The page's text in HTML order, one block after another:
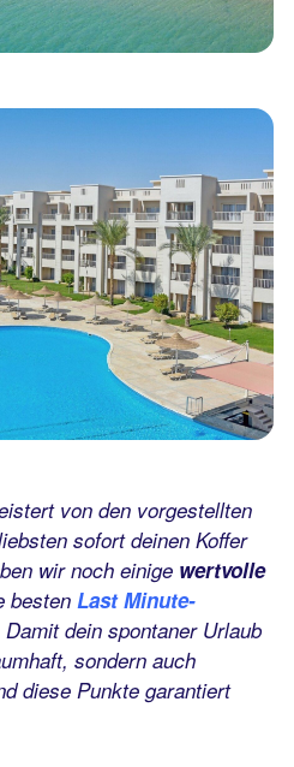
von den vorgestellten
sofort deinen Koffer
wir noch einige wertvolle
besten Last Minute-
dein spontaner Urlaub
sondern auch
diese Punkte garantiert